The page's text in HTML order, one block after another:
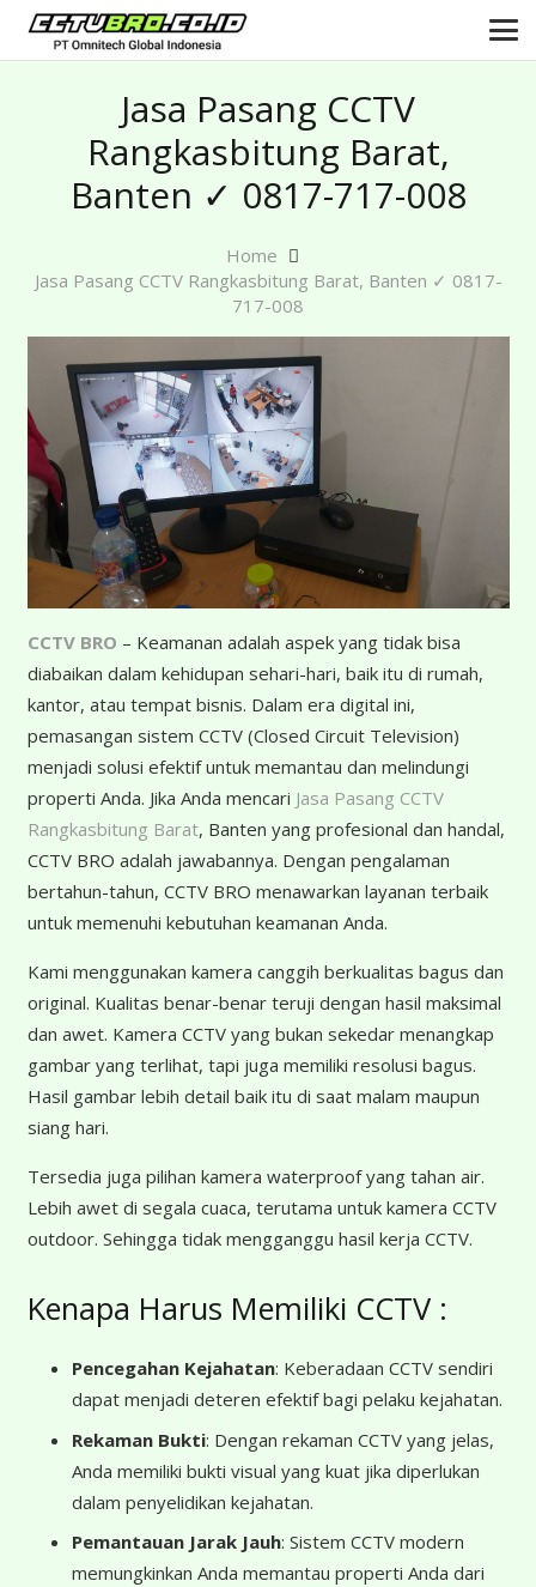
Jasa Pasang CCTV
Rangkasbitung Barat,
Banten ✓ 0817-717-008
Home
Jasa Pasang CCTV Rangkasbitung Barat, Banten ✓ 0817-
717-008
CCTV BRO – Keamanan adalah aspek yang tidak bisa
diabaikan dalam kehidupan sehari-hari, baik itu di rumah,
kantor, atau tempat bisnis. Dalam era digital ini,
pemasangan sistem CCTV (Closed Circuit Television)
menjadi solusi efektif untuk memantau dan melindungi
properti Anda. Jika Anda mencari Jasa Pasang CCTV
Rangkasbitung Barat, Banten yang profesional dan handal,
CCTV BRO adalah jawabannya. Dengan pengalaman
bertahun-tahun, CCTV BRO menawarkan layanan terbaik
untuk memenuhi kebutuhan keamanan Anda.
Kami menggunakan kamera canggih berkualitas bagus dan
original. Kualitas benar-benar teruji dengan hasil maksimal
dan awet. Kamera CCTV yang bukan sekedar menangkap
gambar yang terlihat, tapi juga memiliki resolusi bagus.
Hasil gambar lebih detail baik itu di saat malam maupun
siang hari.
Tersedia juga pilihan kamera waterproof yang tahan air.
Lebih awet di segala cuaca, terutama untuk kamera CCTV
outdoor. Sehingga tidak mengganggu hasil kerja CCTV.
Kenapa Harus Memiliki CCTV :
Pencegahan Kejahatan: Keberadaan CCTV sendiri
dapat menjadi deteren efektif bagi pelaku kejahatan.
Rekaman Bukti: Dengan rekaman CCTV yang jelas,
Anda memiliki bukti visual yang kuat jika diperlukan
dalam penyelidikan kejahatan.
Pemantauan Jarak Jauh: Sistem CCTV modern
memungkinkan Anda memantau properti Anda dari